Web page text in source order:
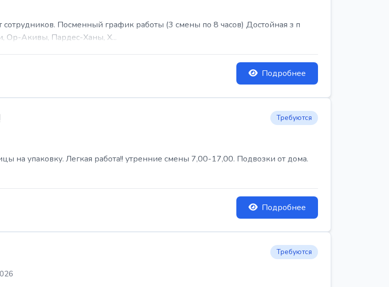
Посменный график работы (3 смены по 8 часов) Достойная з п
Ор-Акивы, Пардес-Ханы, Х...
Подробнее
Требуются
упаковку. Легкая работа!! утренние смены 7,00-17,00. Подвозки от дома.
Подробнее
Требуются